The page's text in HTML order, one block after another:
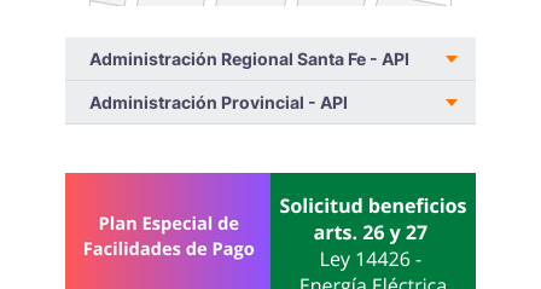
Administración Regional Santa Fe - API
Administración Provincial - API